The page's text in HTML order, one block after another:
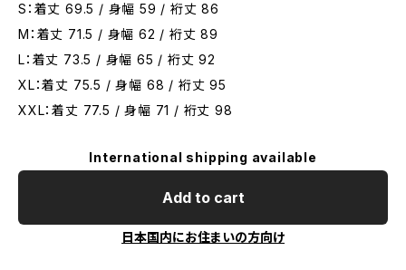
S：着丈 69.5 / 身幅 59 / 裄丈 86
M：着丈 71.5 / 身幅 62 / 裄丈 89
L：着丈 73.5 / 身幅 65 / 裄丈 92
XL：着丈 75.5 / 身幅 68 / 裄丈 95
XXL：着丈 77.5 / 身幅 71 / 裄丈 98
International shipping available
Add to cart
日本国内にお住まいの方向け